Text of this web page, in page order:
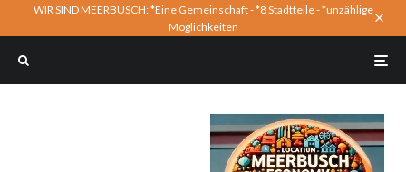
WIR SIND MEERBUSCH: *Eine Gemeinschaft - *8 Stadtteile - *unzählige
Möglichkeiten